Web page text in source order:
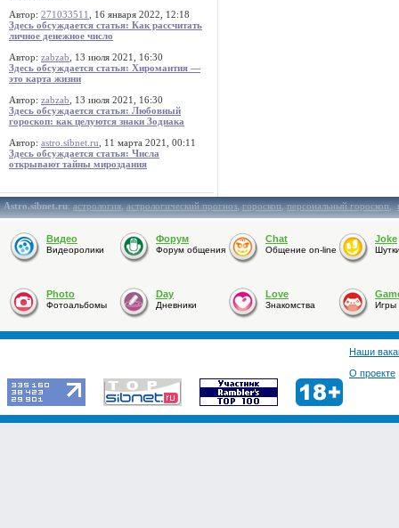
Автор: 271033511
, 16 января 2022, 12:18
Здесь обсуждается статья: Как рассчитать
личное денежное число
Автор: zabzab , 13 июля 2021, 16:30
Здесь обсуждается статья: Хиромантия —
это карта жизни
Автор: zabzab , 13 июля 2021, 16:30
Здесь обсуждается статья: Любовный
гороскоп: как целуются знаки Зодиака
Автор: astro.sibnet.ru , 11 марта 2021, 00:11
Здесь обсуждается статья: Числа
открывают тайны мироздания
Astro.sibnet.ru:астрология,астрологический прогноз,гороскоп,персональный гороскоп,
Видео
Видеоролики
Форум
Форум общения
Chat
Общение on-line
Joke
Photo
Фотоальбомы
Day
Дневники
Love
Знакомства Игры
Наши
О проекте